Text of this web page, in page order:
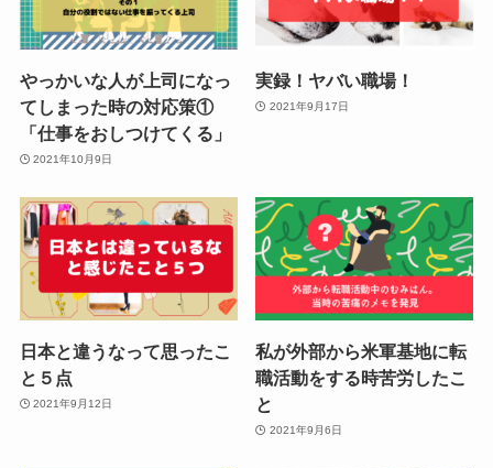
やっかいな人が上司になっ
てしまった時の対応策①
「仕事をおしつけてくる」
2021年10月9日
実録！ヤバい職場！
2021年9月17日
日本と違うなって思ったこ
と５点
2021年9月12日
私が外部から米軍基地に転
職活動をする時苦労したこ
と
2021年9月6日